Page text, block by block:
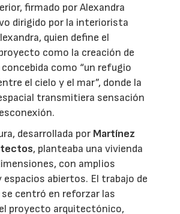
firmado por Alexandra
dirigido por la interiorista
quien define el
como la creación de
como “un refugio
el cielo y el mar”, donde la
transmitiera sensación
desarrollada por Martínez
, planteaba una vivienda
con amplios
abiertos. El trabajo de
centró en reforzar las
proyecto arquitectónico,